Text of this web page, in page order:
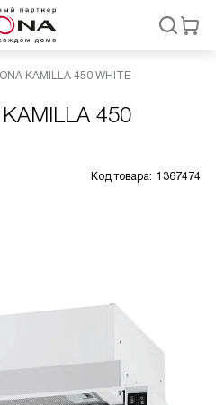
KAMILLA 450 WHITE
450
Код товара: 1367474